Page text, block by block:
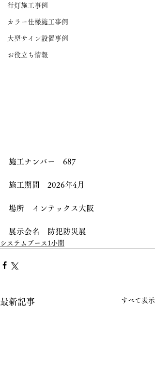
行灯施工事例
カラー仕様施工事例
大型サイン設置事例
お役立ち情報
施工ナンバー　687
施工期間　2026年4月
場所　インテックス大阪
展示会名　防犯防災展
システムブース1小間
最新記事 すべて表示